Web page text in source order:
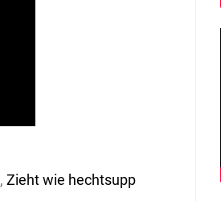
, Zieht wie hechtsupp